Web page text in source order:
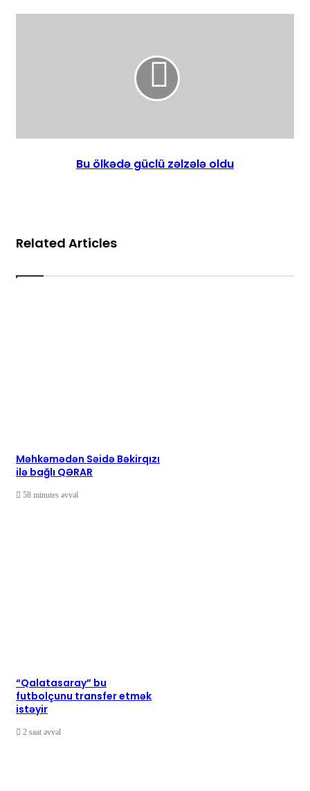
Bu ölkədə güclü zəlzələ oldu
Related Articles
Məhkəmədən Səidə Bəkirqızı
ilə bağlı QƏRAR
58 minutes əvvəl
“Qalatasaray” bu
futbolçunu transfer etmək
istəyir
2 saat əvvəl